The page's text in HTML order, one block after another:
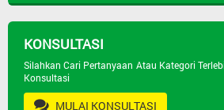
Semua Pertanyaan
Jenis Obat
KONSULTASI
Silahkan Cari Pertanyaan Atau Kategori
Konsultasi
MULAI KONSULTASI